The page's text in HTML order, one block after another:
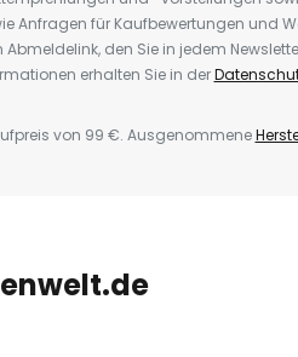
Anfragen für Kaufbewertungen und
den Sie in jedem
erhalten Sie in der
von 99 €. Ausgenommene